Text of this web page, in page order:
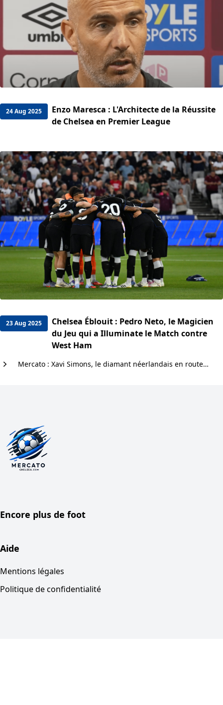
24 Aug 2025
Enzo Maresca : L'Architecte de la Réussite
de Chelsea en Premier League
23 Aug 2025
Chelsea Éblouit : Pedro Neto, le Magicien
du Jeu qui a Illuminate le Match contre
West Ham
Mercato : Xavi Simons, le diamant néerlandais en route pour Chelsea
Encore plus de foot
Aide
Mentions légales
Politique de confidentialité